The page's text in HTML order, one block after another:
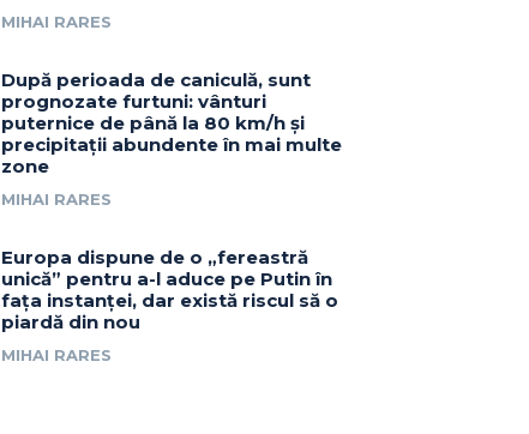
MIHAI RARES
După perioada de caniculă, sunt
prognozate furtuni: vânturi
puternice de până la 80 km/h și
precipitații abundente în mai multe
zone
MIHAI RARES
Europa dispune de o „fereastră
unică” pentru a-l aduce pe Putin în
fața instanței, dar există riscul să o
piardă din nou
MIHAI RARES